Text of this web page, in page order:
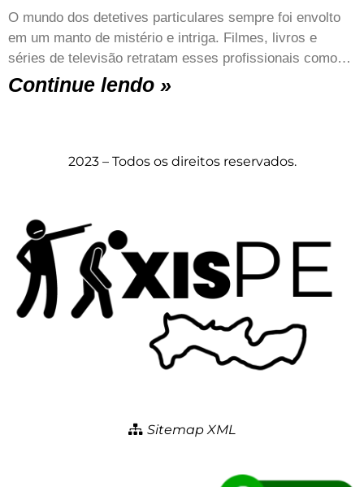
O mundo dos detetives particulares sempre foi envolto
em um manto de mistério e intriga. Filmes, livros e
séries de televisão retratam esses profissionais como…
Continue lendo »
2023 – Todos os direitos reservados.
Sitemap XML